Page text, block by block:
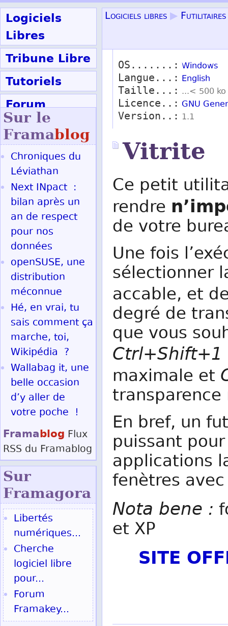
Logiciels
Libres
Tribune Libre
Tutoriels
Forum
Participer
Logiciels libres ▶ Futilitaires
OS.......: Windows
Langue...: English
Taille...: ...< 500 ko
Licence..: GNU
Version..: 1.1
Vitrite
Ce petit
rendre
de votre
Une fois
sélectionner
accable, et
degré de
que vous
Ctrl+Shift+1
maximale et
En bref, un
puissant
applications
fenètres
Nota bene :
et XP
SITE
Sur le
Framablog
Chroniques du
Léviathan
Next INpact :
bilan après un
an de respect
pour nos
données
openSUSE, une
distribution
méconnue
Hé, en vrai, tu
sais comment ça
marche, toi,
Wikipédia ?
Wallabag it, une
belle occasion
d’y aller de
votre poche !
Framablog Flux
RSS du Framablog
Sur
Framagora
Libertés
numériques...
Cherche
logiciel libre
pour...
Forum
Framakey...